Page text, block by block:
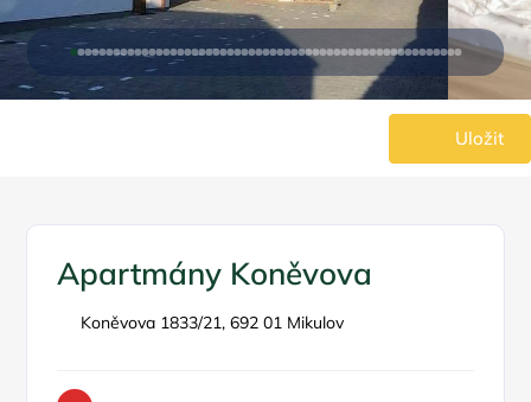
Uložit
Apartmány Koněvova
Koněvova 1833/21, 692 01 Mikulov